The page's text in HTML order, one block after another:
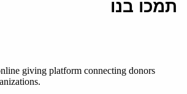
תמכו בנו